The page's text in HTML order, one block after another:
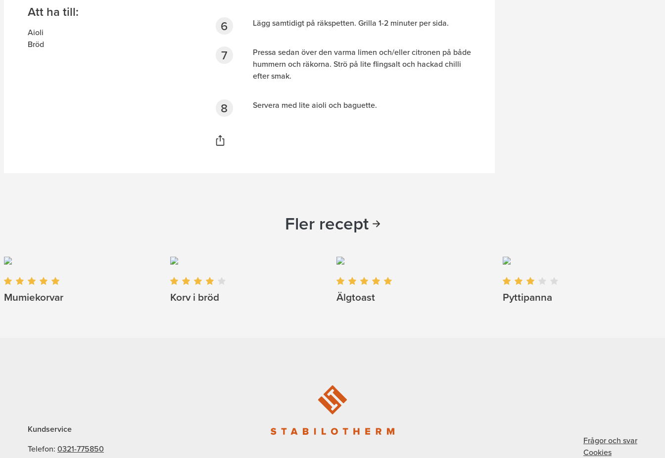
Att ha till:
Aioli
Bröd
Lägg samtidigt på räkspetten. Grilla 1-2 minuter per sida.
Pressa sedan över den varma limen och/eller citronen på både
hummern och räkorna. Strö på lite flingsalt och hackad chilli
efter smak.
Servera med lite aioli och baguette.
Fler recept
Mumiekorvar Korv i bröd Älgtoast Pyttipanna
Kundservice
Telefon: 0321-775850
Frågor och svar
Cookies